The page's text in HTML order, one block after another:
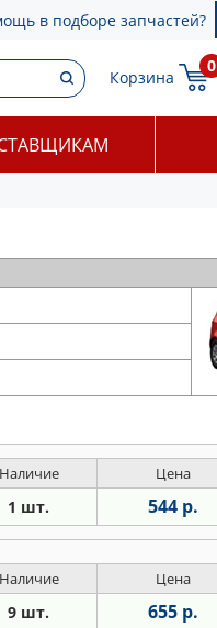
в подборе запчастей?
Корзина
0
Наличие Цена
1 шт. 544 р.
Наличие Цена
9 шт. 655 р.